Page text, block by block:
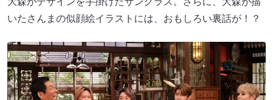
いたさんまの似顔絵イラストには、おもしろい裏話が！？